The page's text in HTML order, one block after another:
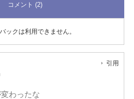
コメント (2)
ックは利用できません。
引用
わったな